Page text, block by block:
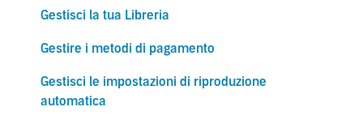
Gestisci la tua Libreria
Gestire i metodi di pagamento
Gestisci le impostazioni di riproduzione
automatica